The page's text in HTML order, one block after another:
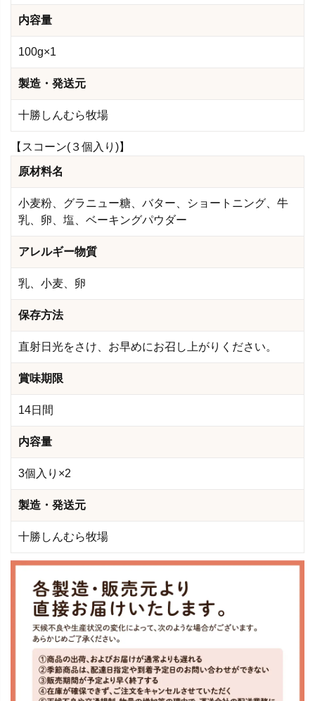
内容量
100g×1
製造・発送元
十勝しんむら牧場
【スコーン(３個入り)】
原材料名
小麦粉、グラニュー糖、バター、ショートニング、牛
乳、卵、塩、ベーキングパウダー
アレルギー物質
乳、小麦、卵
保存方法
直射日光をさけ、お早めにお召し上がりください。
賞味期限
14日間
内容量
3個入り×2
製造・発送元
十勝しんむら牧場